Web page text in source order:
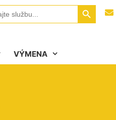
Search Button
VÝMENA